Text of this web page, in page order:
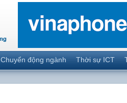
Chuyển động ngành Thời sự ICT